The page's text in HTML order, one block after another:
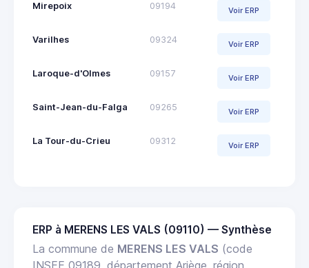
Mirepoix 09194 Voir ERP
Varilhes 09324 Voir ERP
Laroque-d'Olmes 09157 Voir ERP
Saint-Jean-du-Falga 09265 Voir ERP
La Tour-du-Crieu 09312 Voir ERP
ERP à MERENS LES VALS (09110) — Synthèse
La commune de MERENS LES VALS (code